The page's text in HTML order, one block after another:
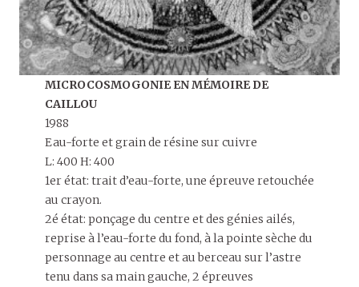
MICROCOSMOGONIE EN MÉMOIRE DE
CAILLOU
1988
Eau-forte et grain de résine sur cuivre
L: 400 H: 400
1er état: trait d’eau-forte, une épreuve retouchée
au crayon.
2é état: ponçage du centre et des génies ailés,
reprise à l’eau-forte du fond, à la pointe sèche du
personnage au centre et au berceau sur l’astre
tenu dans sa main gauche, 2 épreuves